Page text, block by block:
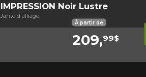
IMPRESSION Noir Lustre
Jante d'alliage
À partir de
209,99$